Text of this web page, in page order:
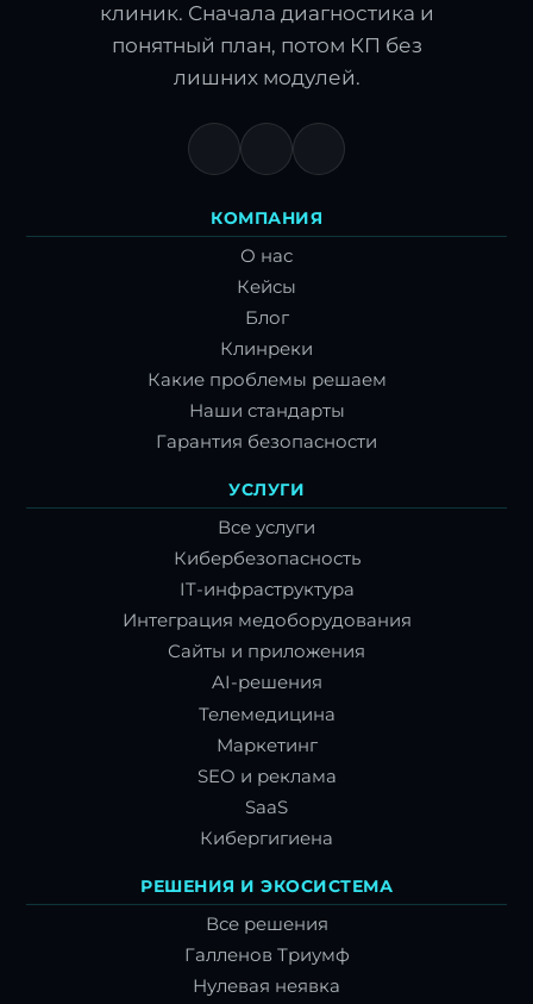
клиник. Сначала диагностика и
понятный план, потом КП без
лишних модулей.
КОМПАНИЯ
О нас
Кейсы
Блог
Клинреки
Какие проблемы решаем
Наши стандарты
Гарантия безопасности
УСЛУГИ
Все услуги
Кибербезопасность
IT-инфраструктура
Интеграция медоборудования
Сайты и приложения
AI-решения
Телемедицина
Маркетинг
SEO и реклама
SaaS
Кибергигиена
РЕШЕНИЯ И ЭКОСИСТЕМА
Все решения
Галленов Триумф
Нулевая неявка